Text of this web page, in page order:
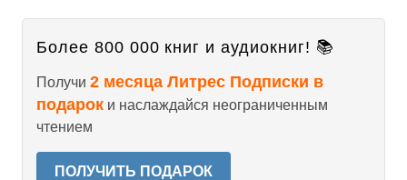
Более 800 000 книг и аудиокниг! 📚
Получи 2 месяца Литрес Подписки в
подарок и наслаждайся неограниченным
чтением
ПОЛУЧИТЬ ПОДАРОК